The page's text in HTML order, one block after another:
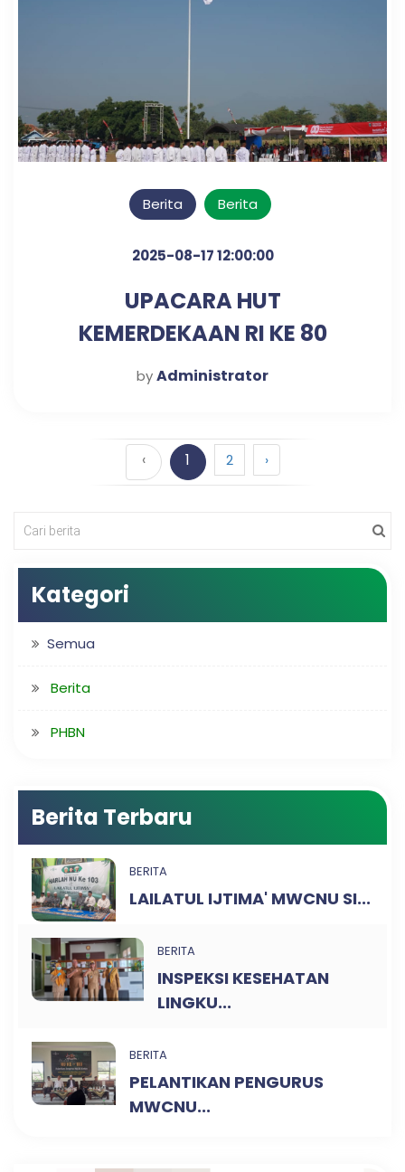
Berita Berita
2025-08-17 12:00:00
UPACARA HUT
KEMERDEKAAN RI KE 80
TAHUN
byAdministrator
‹ 1 2 ›
Kategori
Semua
Berita
PHBN
Berita Terbaru
BERITA
LAILATUL IJTIMA' MWCNU SI...
BERITA
INSPEKSI KESEHATAN
LINGKU...
BERITA
PELANTIKAN PENGURUS
MWCNU...